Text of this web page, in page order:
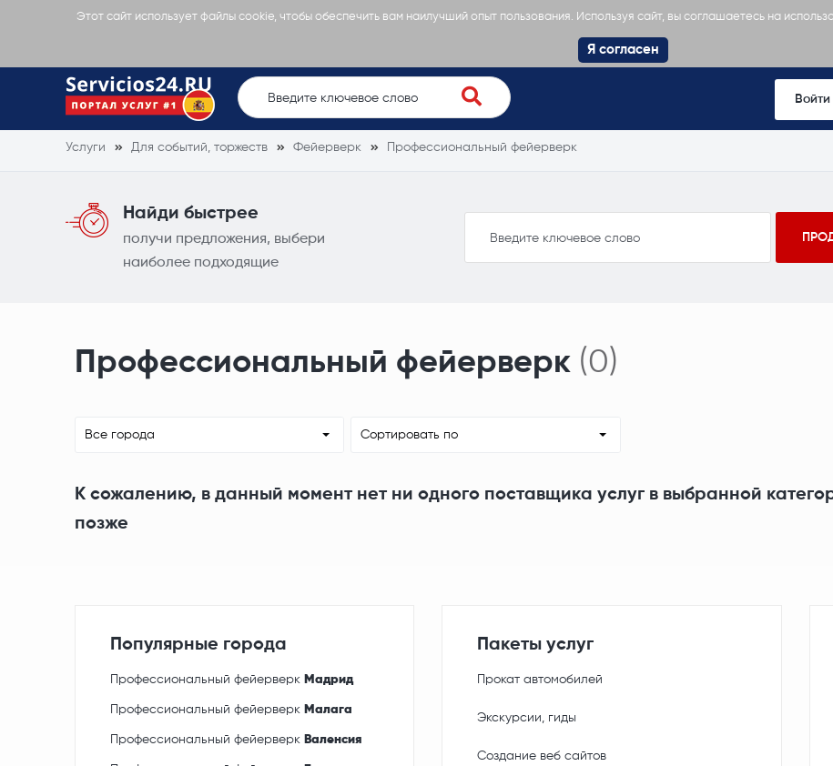
Этот сайт использует файлы cookie, чтобы обеспечить вам наилучший опыт пользования. Используя сайт, вы соглашаетесь на
Я согласен
Войти
Услуги Для событий, торжеств Фейерверк Профессиональный фейерверк
Найди быстрее
получи предложения, выбери
наиболее подходящие
Профессиональный фейерверк (0)
Все города Сортировать по
К сожалению, в данный момент нет ни одного поставщика услуг в выбранной
позже
Популярные города
Профессиональный фейерверк Мадрид
Профессиональный фейерверк Малага
Профессиональный фейерверк Валенсия
Пакеты услуг
Прокат автомобилей
Экскурсии, гиды
Создание веб сайтов